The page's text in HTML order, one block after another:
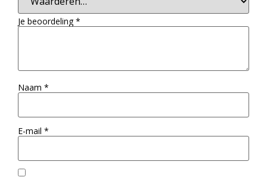
Je beoordeling*
Naam *
E-mail *